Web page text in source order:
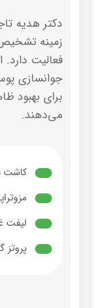
دکتر هدیه
زمینه
فعالیت
جوانسازی
برای بهبود
می‌دهند.
کاشت
لیفت
پروتز